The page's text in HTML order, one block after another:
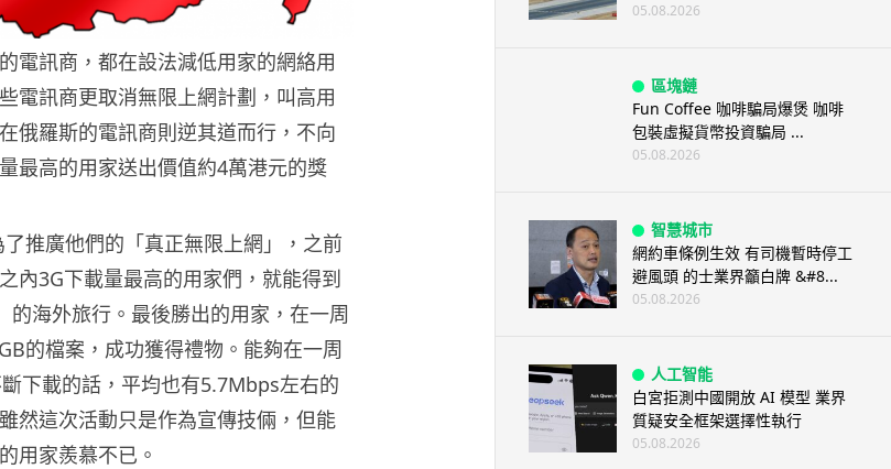
電訊商，都在設法減低用家的網絡用
電訊商更取消無限上網計劃，叫高用
俄羅斯的電訊商則逆其道而行，不向
最高的用家送出價值約4萬港元的獎
推廣他們的「真正無限上網」，之前
內3G下載量最高的用家們，就能得到
的海外旅行。最後勝出的用家，在一周
的檔案，成功獲得禮物。能夠在一周
下載的話，平均也有5.7Mbps左右的
然這次活動只是作為宣傳技倆，但能
用家羨慕不已。
05.08.2026
區塊鏈
Fun Coffee 咖啡騙局爆煲 咖啡
包裝虛擬貨幣投資騙局 ...
05.08.2026
智慧城市
網約車條例生效 有司機暫時停工
避風頭 的士業界籲白牌 &#8...
05.08.2026
人工智能
白宮拒測中國開放 AI 模型 業界
質疑安全框架選擇性執行
05.08.2026